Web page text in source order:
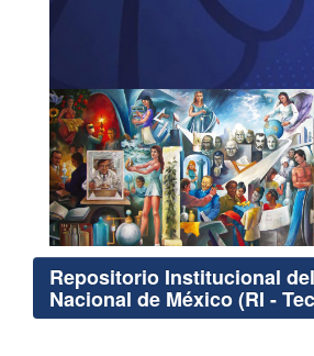
Repositorio Institucional
Nacional de México (RI -